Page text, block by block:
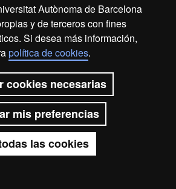
Autònoma de Barcelona
y de terceros con fines
Si desea más información,
política de cookies.
cookies necesarias
mis preferencias
las cookies
Tienes dudas?